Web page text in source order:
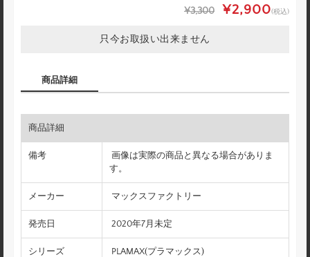
¥3,300 ¥2,900(税込)
只今お取扱い出来ません
商品詳細
商品詳細
備考
画像は実際の商品と異なる場合がありま
す。
メーカー マックスファクトリー
発売日 2020年7月未定
シリーズ PLAMAX(プラマックス)